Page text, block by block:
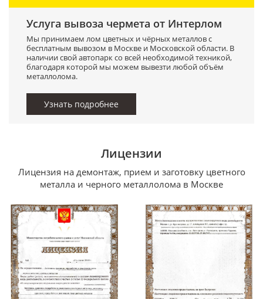
Услуга вывоза чермета от Интерлом
Мы принимаем лом цветных и чёрных металлов с
бесплатным вывозом в Москве и Московской области. В
наличии свой автопарк со всей необходимой техникой,
благодаря которой мы можем вывезти любой объём
металлолома.
Узнать подробнее
Лицензии
Лицензия на демонтаж, прием и заготовку цветного
металла и черного металлолома в Москве